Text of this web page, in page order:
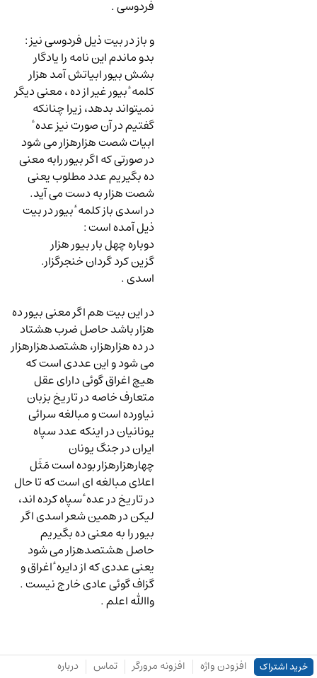
فردوسی .
و باز در بیت ذیل فردوسی نیز:
بدو ماندم این نامه را یادگار
بشش بیور ابیاتش آمد هزار
کلمه ٔ بیور غیر از ده ، معنی دیگر
نمیتواند بدهد، زیرا چنانکه
گفتیم در آن صورت نیز عده ٔ
ابیات شصت هزارهزار می شود
در صورتی که اگر بیور رابه معنی
ده بگیریم عدد مطلوب یعنی
شصت هزار به دست می آید.
در اسدی باز کلمه ٔ بیور در بیت
ذیل آمده است:
دوباره چهل بار بیور هزار
گزین کرد گردان خنجرگزار.
اسدی .
در این بیت هم اگر معنی بیور ده
هزار باشد حاصل ضرب هشتاد
در ده هزارهزار، هشتصدهزارهزار
می شود و این عددی است که
هیچ اغراق گوئی دارای عقل
متعارف خاصه در تاریخ بزبان
نیاورده است و مبالغه سرائی
یونانیان در اینکه عدد سپاه
ایران در جنگ یونان
چهارهزارهزار بوده است مَثَل
اعلای مبالغه ای است که تا حال
در تاریخ در عده ٔ سپاه کرده اند،
لیکن در همین شعر اسدی اگر
بیور را به معنی ده بگیریم
حاصل هشتصدهزار می شود
یعنی عددی که از دایره ٔ اغراق و
گزاف گوئی عادی خارج نیست .
واﷲ اعلم .
خرید اشتراک افزودن واژه افزونه مرورگر تماس درباره